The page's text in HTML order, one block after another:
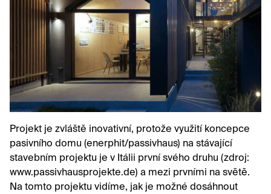
Projekt je zvláště inovativní, protože využití koncepce
pasivního domu (enerphit/passivhaus) na stávající
stavebním projektu je v Itálii první svého druhu (zdroj:
www.passivhausprojekte.de) a mezi prvními na světě.
Na tomto projektu vidíme, jak je možné dosáhnout